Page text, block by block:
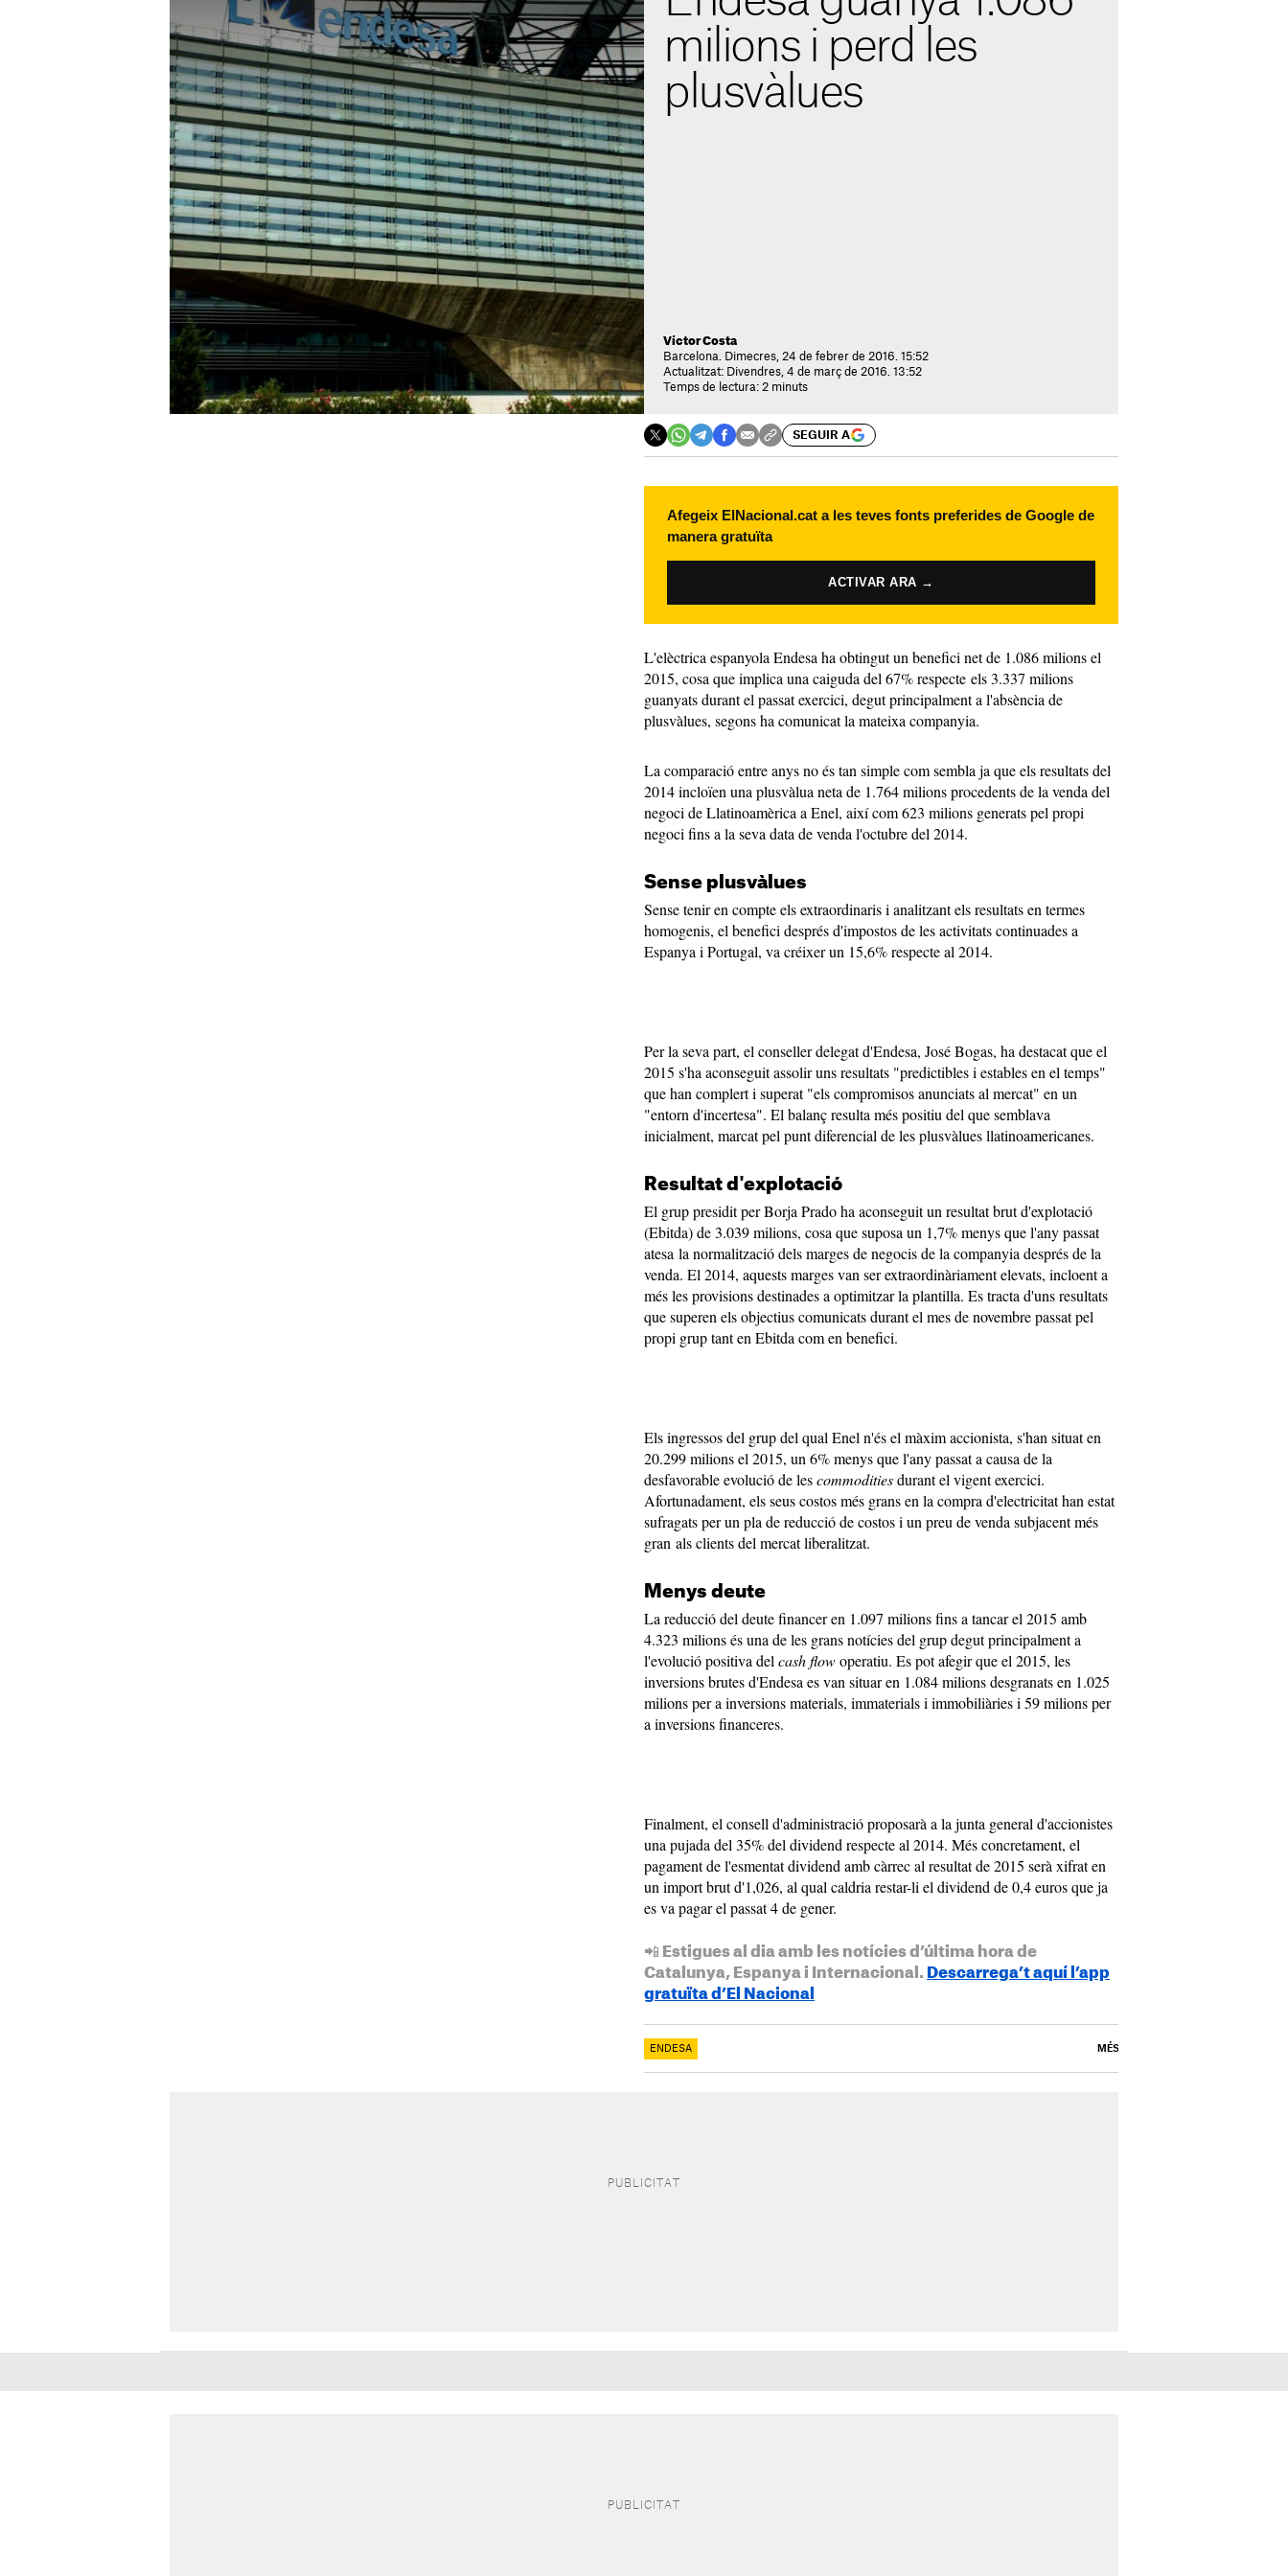
milions i perd les
plusvàlues
Víctor Costa
Barcelona. Dimecres, 24 de febrer de 2016. 15:52
Actualitzat: Divendres, 4 de març de 2016. 13:52
Temps de lectura: 2 minuts
SEGUIR A
Afegeix ElNacional.cat a les teves fonts preferides de Google de
manera gratuïta
ACTIVAR ARA →
L'elèctrica espanyola Endesa ha obtingut un benefici net de 1.086 milions el
2015, cosa que implica una caiguda del 67% respecte els 3.337 milions
guanyats durant el passat exercici, degut principalment a l'absència de
plusvàlues, segons ha comunicat la mateixa companyia.
La comparació entre anys no és tan simple com sembla ja que els resultats del
2014 incloïen una plusvàlua neta de 1.764 milions procedents de la venda del
negoci de Llatinoamèrica a Enel, així com 623 milions generats pel propi
negoci fins a la seva data de venda l'octubre del 2014.
Sense plusvàlues
Sense tenir en compte els extraordinaris i analitzant els resultats en termes
homogenis, el benefici després d'impostos de les activitats continuades a
Espanya i Portugal, va créixer un 15,6% respecte al 2014.
Per la seva part, el conseller delegat d'Endesa, José Bogas, ha destacat que el
2015 s'ha aconseguit assolir uns resultats "predictibles i estables en el temps"
que han complert i superat "els compromisos anunciats al mercat" en un
"entorn d'incertesa". El balanç resulta més positiu del que semblava
inicialment, marcat pel punt diferencial de les plusvàlues llatinoamericanes.
Resultat d'explotació
El grup presidit per Borja Prado ha aconseguit un resultat brut d'explotació
(Ebitda) de 3.039 milions, cosa que suposa un 1,7% menys que l'any passat
atesa la normalització dels marges de negocis de la companyia després de la
venda. El 2014, aquests marges van ser extraordinàriament elevats, incloent a
més les provisions destinades a optimitzar la plantilla. Es tracta d'uns resultats
que superen els objectius comunicats durant el mes de novembre passat pel
propi grup tant en Ebitda com en benefici.
Els ingressos del grup del qual Enel n'és el màxim accionista, s'han situat en
20.299 milions el 2015, un 6% menys que l'any passat a causa de la
desfavorable evolució de lescommoditiesdurant el vigent exercici.
Afortunadament, els seus costos més grans en la compra d'electricitat han estat
sufragats per un pla de reducció de costos i un preu de venda subjacent més
gran als clients del mercat liberalitzat.
Menys deute
La reducció del deute financer en 1.097 milions fins a tancar el 2015 amb
4.323 milions és una de les grans notícies del grup degut principalment a
l'evolució positiva del cash flowoperatiu. Es pot afegir que el 2015, les
inversions brutes d'Endesa es van situar en 1.084 milions desgranats en 1.025
milions per a inversions materials, immaterials i immobiliàries i 59 milions per
a inversions financeres.
Finalment, el consell d'administració proposarà a la junta general d'accionistes
una pujada del 35% del dividend respecte al 2014. Més concretament, el
pagament de l'esmentat dividend amb càrrec al resultat de 2015 serà xifrat en
un import brut d'1,026, al qual caldria restar-li el dividend de 0,4 euros que ja
es va pagar el passat 4 de gener.
📲 Estigues al dia amb les notícies d’última hora de
Catalunya, Espanya i Internacional. Descarrega’t aquí l’app
gratuïta d’El Nacional
ENDESA MÉS